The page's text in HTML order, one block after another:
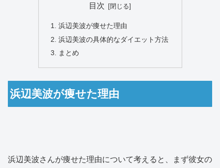
目次
浜辺美波が痩せた理由
浜辺美波の具体的なダイエット方法
まとめ
浜辺美波が痩せた理由
浜辺美波さんが痩せた理由について考えると、まず彼女の